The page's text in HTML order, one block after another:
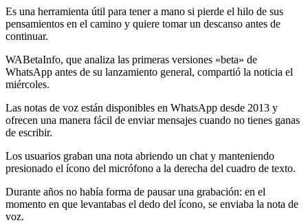
Es una herramienta útil para tener a mano si pierde el hilo de sus
pensamientos en el camino y quiere tomar un descanso antes de
continuar.
WABetaInfo, que analiza las primeras versiones «beta» de
WhatsApp antes de su lanzamiento general, compartió la noticia el
miércoles.
Las notas de voz están disponibles en WhatsApp desde 2013 y
ofrecen una manera fácil de enviar mensajes cuando no tienes ganas
de escribir.
Los usuarios graban una nota abriendo un chat y manteniendo
presionado el ícono del micrófono a la derecha del cuadro de texto.
Durante años no había forma de pausar una grabación: en el
momento en que levantabas el dedo del ícono, se enviaba la nota de
voz.